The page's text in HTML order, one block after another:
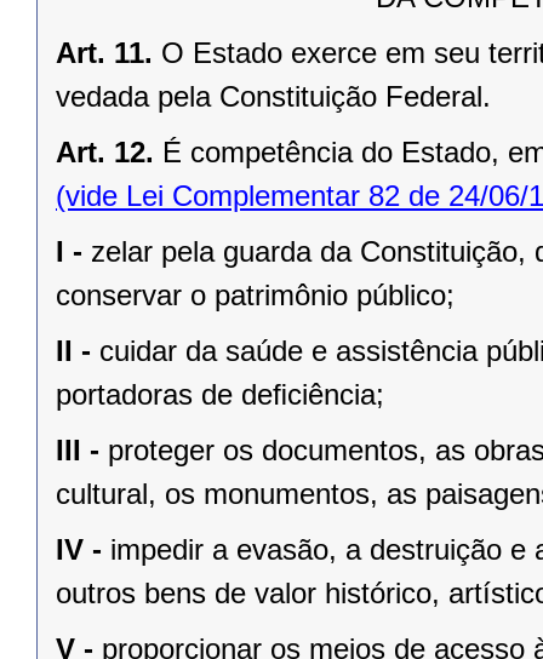
Art. 11. O Estado exerce em seu
vedada pela Constituição Federal.
Art. 12. É competência do Estado,
(vide Lei Complementar 82 de 24/06/
I - zelar pela guarda da
conservar o patrimônio público;
II - cuidar da saúde e assistência
portadoras de deﬁciência;
III - proteger os documentos, as
cultural, os monumentos, as
IV - impedir a evasão, a destruição e
outros bens de valor histórico,
V - proporcionar os meios de acesso